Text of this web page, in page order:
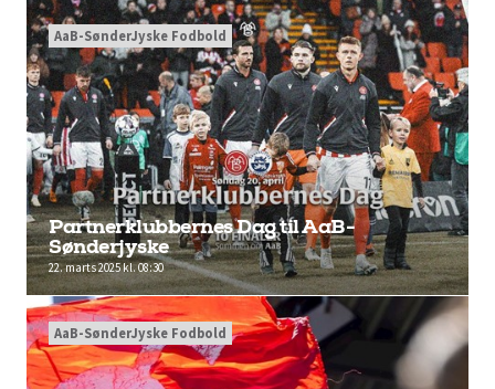
Partnerklubbernes Dag til AaB-
Sønderjyske
22. marts 2025 kl. 08:30
AaB-SønderJyske Fodbold
AaB-SønderJyske Fodbold